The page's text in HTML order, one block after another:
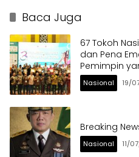
Mancak
Baca Juga
67 Tokoh
dan Pena
Pemimpin
Nasional 19/
Breaking
Nasional 11/